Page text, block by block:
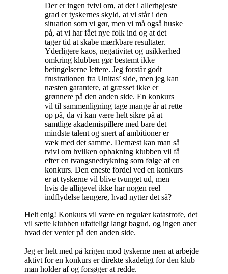
Der er ingen tvivl om, at det i allerhøjeste
grad er tyskernes skyld, at vi står i den
situation som vi gør, men vi må også huske
på, at vi har fået nye folk ind og at det
tager tid at skabe mærkbare resultater.
Yderligere kaos, negativitet og usikkerhed
omkring klubben gør bestemt ikke
betingelserne lettere. Jeg forstår godt
frustrationen fra Unitas’ side, men jeg kan
næsten garantere, at græsset ikke er
grønnere på den anden side. En konkurs
vil til sammenligning tage mange år at rette
op på, da vi kan være helt sikre på at
samtlige akademispillere med bare det
mindste talent og snert af ambitioner er
væk med det samme. Dernæst kan man så
tvivl om hvilken opbakning klubben vil få
efter en tvangsnedrykning som følge af en
konkurs. Den eneste fordel ved en konkurs
er at tyskerne vil blive tvunget ud, men
hvis de alligevel ikke har nogen reel
indflydelse længere, hvad nytter det så?
Helt enig! Konkurs vil være en regulær katastrofe, det
vil sætte klubben ufatteligt langt bagud, og ingen aner
hvad der venter på den anden side.
Jeg er helt med på krigen mod tyskerne men at arbejde
aktivt for en konkurs er direkte skadeligt for den klub
man holder af og forsøger at redde.